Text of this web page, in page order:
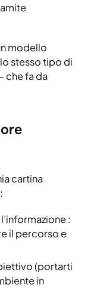
modello
stesso tipo di
che fa da
cartina
:
il percorso e
(portarti
in